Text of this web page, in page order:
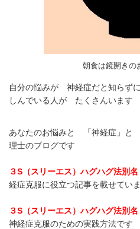
朝食は鏡開きの
自分の悩みが 神経症だと知らず
しんでいる人が たくさんいます
あなたのお悩みと 「神経症」と
理士のブログです
３S（スリーエス）ハグハグ法別
経症克服に役立つ記事を載せてい
３S（スリーエス）ハグハグ法別
神経症克服のための実践方法です